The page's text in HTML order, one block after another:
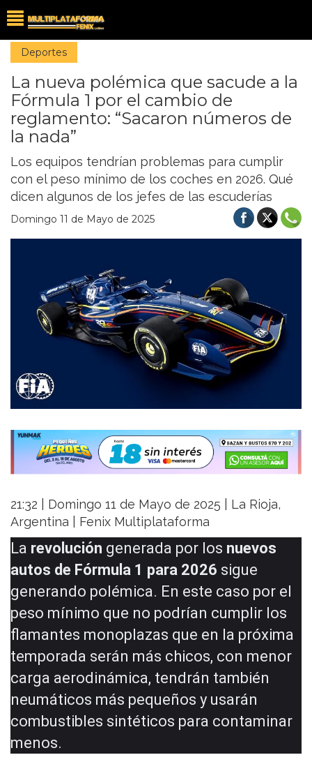
Deportes
La nueva polémica que sacude a la
Fórmula 1 por el cambio de
reglamento: “Sacaron números de
la nada”
Los equipos tendrían problemas para cumplir
con el peso mínimo de los coches en 2026. Qué
dicen algunos de los jefes de las escuderías
Domingo 11 de Mayo de 2025
21:32 | Domingo 11 de Mayo de 2025 | La Rioja,
Argentina | Fenix Multiplataforma
La revolución generada por los nuevos
autos de Fórmula 1 para 2026 sigue
generando polémica. En este caso por el
peso mínimo que no podrían cumplir los
flamantes monoplazas que en la próxima
temporada serán más chicos, con menor
carga aerodinámica, tendrán también
neumáticos más pequeños y usarán
combustibles sintéticos para contaminar
menos.